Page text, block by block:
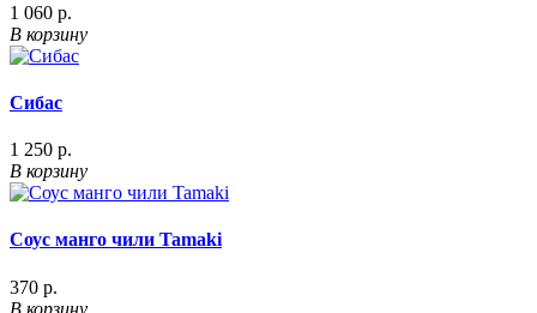
1 060 р.
В корзину
Сибас
1 250 р.
В корзину
Соус манго чили Tamaki
370 р.
В корзину